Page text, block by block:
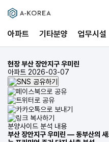
아파트 기타분양 업무시설
현장부산 장안지구 우미린
아파트 2026-03-07
분양사이드 분석 내용
부산 장안지구 우미린 — 동부산의